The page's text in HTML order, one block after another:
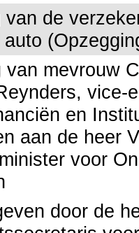
de
van mevrouw
vice-
en
aan de heer
voor
door de